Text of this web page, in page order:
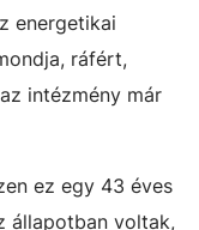
energetikai
ráfért,
intézmény már
ez egy 43 éves
állapotban voltak,